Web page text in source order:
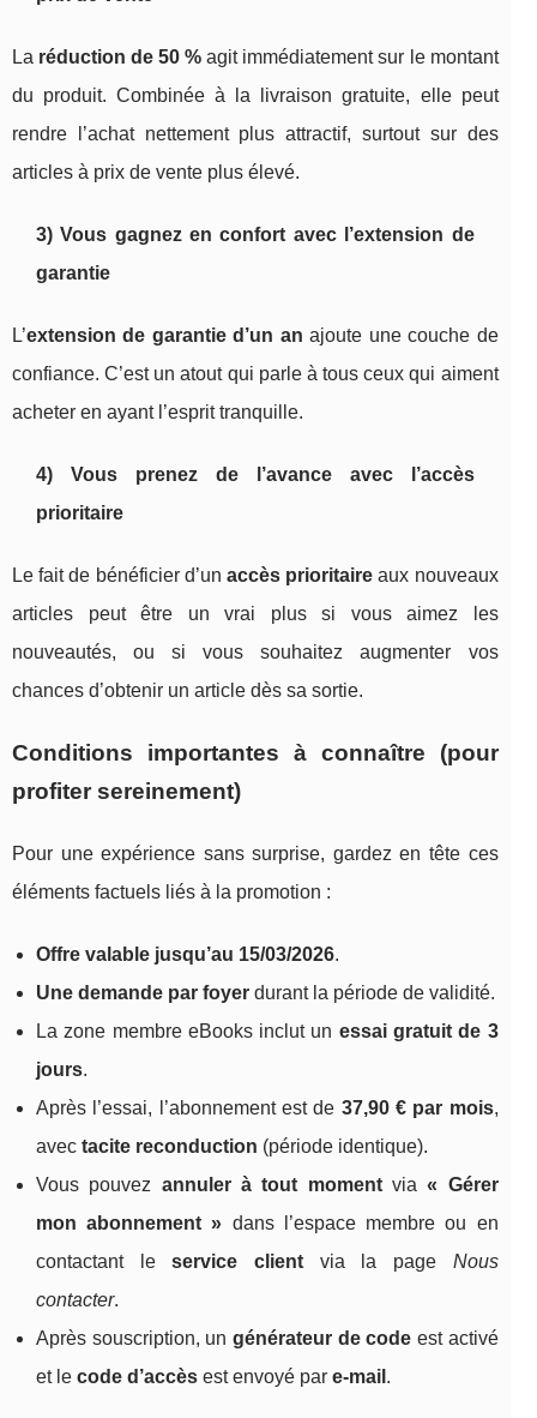
La réduction de 50 % agit immédiatement sur le montant
du produit. Combinée à la livraison gratuite, elle peut
rendre l’achat nettement plus attractif, surtout sur des
articles à prix de vente plus élevé.
3) Vous gagnez en confort avec l’extension de
garantie
L’extension de garantie d’un an ajoute une couche de
confiance. C’est un atout qui parle à tous ceux qui aiment
acheter en ayant l’esprit tranquille.
4) Vous prenez de l’avance avec l’accès
prioritaire
Le fait de bénéficier d’un accès prioritaire aux nouveaux
articles peut être un vrai plus si vous aimez les
nouveautés, ou si vous souhaitez augmenter vos
chances d’obtenir un article dès sa sortie.
Conditions importantes à connaître (pour
profiter sereinement)
Pour une expérience sans surprise, gardez en tête ces
éléments factuels liés à la promotion :
Offre valable jusqu’au 15/03/2026.
Une demande par foyer durant la période de validité.
La zone membre eBooks inclut un essai gratuit de 3
jours.
Après l’essai, l’abonnement est de 37,90 € par mois,
avec tacite reconduction (période identique).
Vous pouvez annuler à tout momentvia« Gérer
mon abonnement » dans l’espace membre ou en
contactant leservice clientvia la page Nous
contacter.
Après souscription, un générateur de code est activé
et le code d’accès est envoyé par e-mail .